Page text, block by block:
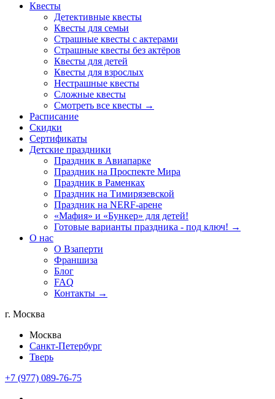
Квесты
Детективные квесты
Квесты для семьи
Страшные квесты с актерами
Страшные квесты без актёров
Квесты для детей
Квесты для взрослых
Нестрашные квесты
Сложные квесты
Смотреть все квесты →
Расписание
Скидки
Сертификаты
Детские праздники
Праздник в Авиапарке
Праздник на Проспекте Мира
Праздник в Раменках
Праздник на Тимирязевской
Праздник на NERF-арене
«Мафия» и «Бункер» для детей!
Готовые варианты праздника - под ключ! →
О нас
О Взаперти
Франшиза
Блог
FAQ
Контакты →
г. Москва
Москва
Санкт-Петербург
Тверь
+7 (977) 089-76-75